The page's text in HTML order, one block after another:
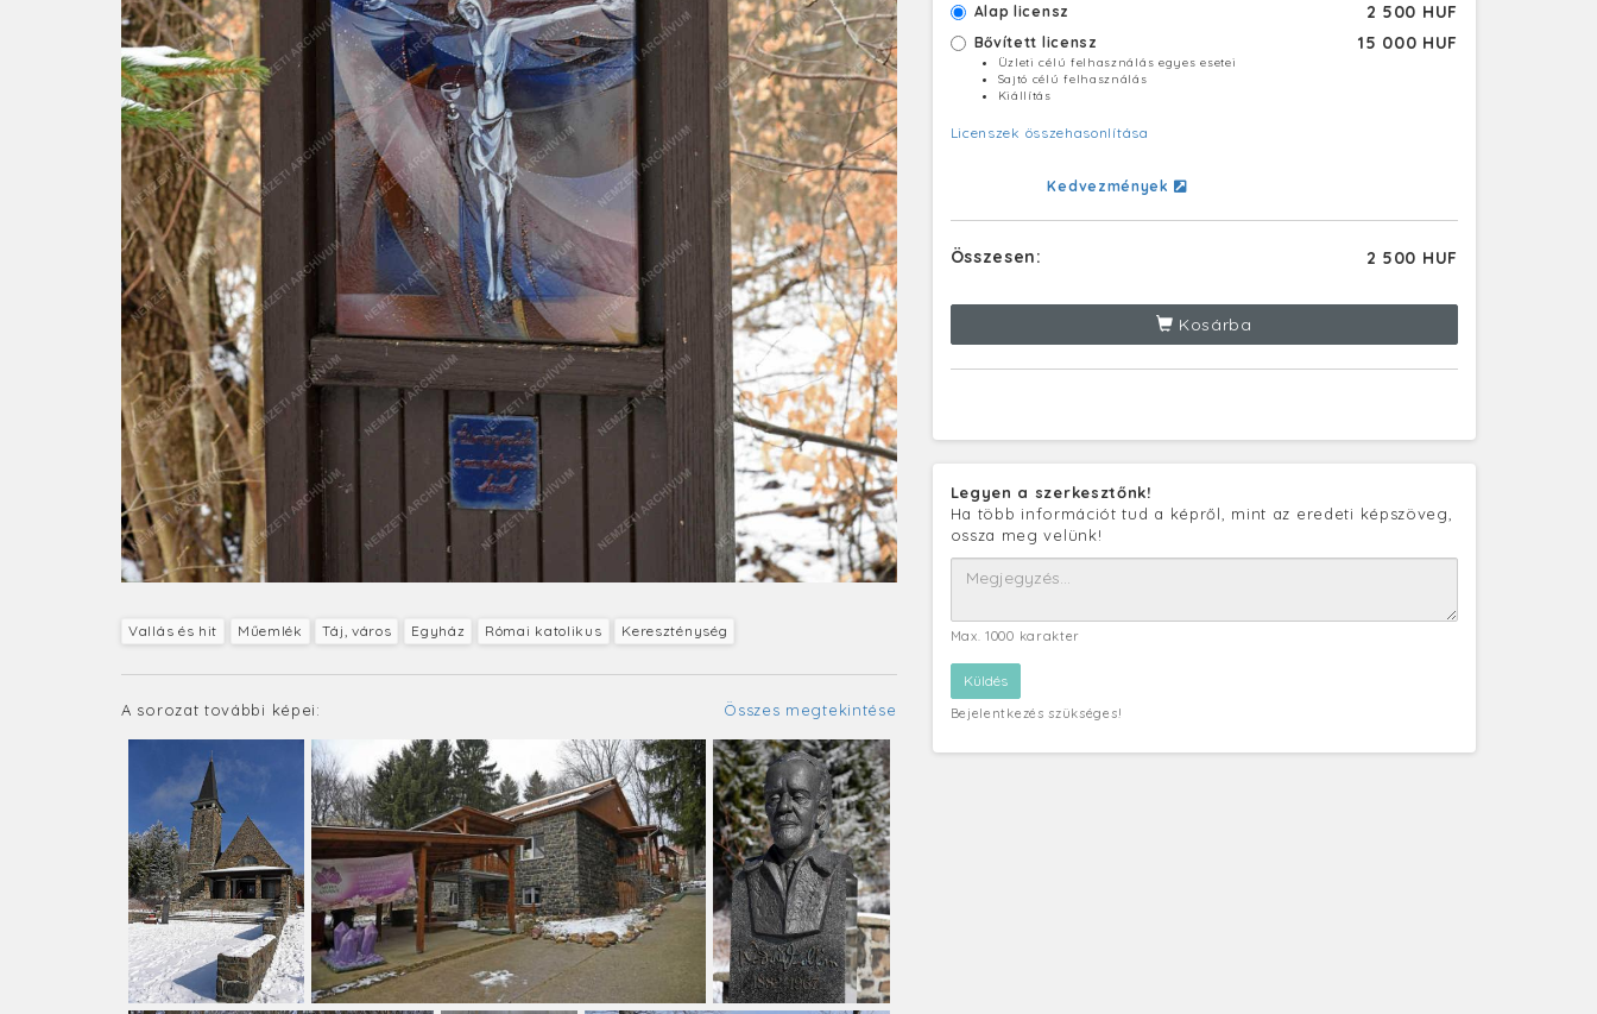
Vallás és hit Műemlék Táj, város Egyház Római katolikus Kereszténység
A sorozat további képei: Összes megtekintése
Alap licensz 2 500 HUF
Bővített licensz 15 000 HUF
Üzleti célú felhasználás egyes esetei
Sajtó célú felhasználás
Kiállítás
Licenszek összehasonlítása
Kedvezmények
Összesen: 2 500 HUF
Kosárba
Legyen a szerkesztőnk!
Ha több információt tud a képről, mint az eredeti képszöveg,
ossza meg velünk!
Max. 1000 karakter
Bejelentkezés szükséges!